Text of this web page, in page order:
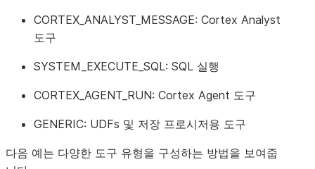
CORTEX_ANALYST_MESSAGE: Cortex Analyst
도구
SYSTEM_EXECUTE_SQL: SQL 실행
CORTEX_AGENT_RUN: Cortex Agent 도구
GENERIC: UDFs 및 저장 프로시저용 도구
다음 예는 다양한 도구 유형을 구성하는 방법을 보여줍